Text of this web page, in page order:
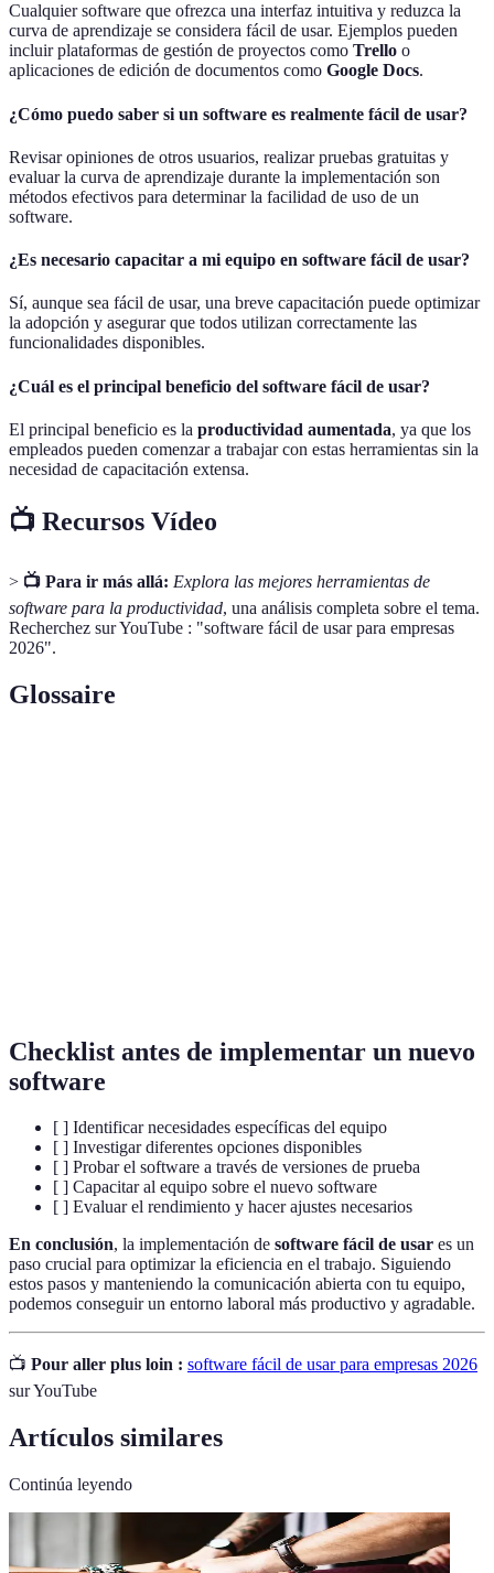
Cualquier software que ofrezca una interfaz intuitiva y reduzca la
curva de aprendizaje se considera fácil de usar. Ejemplos pueden
incluir plataformas de gestión de proyectos como Trello o
aplicaciones de edición de documentos como Google Docs.
¿Cómo puedo saber si un software es realmente fácil de usar?
Revisar opiniones de otros usuarios, realizar pruebas gratuitas y
evaluar la curva de aprendizaje durante la implementación son
métodos efectivos para determinar la facilidad de uso de un
software.
¿Es necesario capacitar a mi equipo en software fácil de usar?
Sí, aunque sea fácil de usar, una breve capacitación puede optimizar
la adopción y asegurar que todos utilizan correctamente las
funcionalidades disponibles.
¿Cuál es el principal beneficio del software fácil de usar?
El principal beneficio es la productividad aumentada, ya que los
empleados pueden comenzar a trabajar con estas herramientas sin la
necesidad de capacitación extensa.
📺 Recursos Vídeo
> 📺 Para ir más allá: Explora las mejores herramientas de
software para la productividad, una análisis completa sobre el tema.
Recherchez sur YouTube : "software fácil de usar para empresas
2026".
Glossaire
Checklist antes de implementar un nuevo
software
[ ] Identificar necesidades específicas del equipo
[ ] Investigar diferentes opciones disponibles
[ ] Probar el software a través de versiones de prueba
[ ] Capacitar al equipo sobre el nuevo software
[ ] Evaluar el rendimiento y hacer ajustes necesarios
En conclusión, la implementación de software fácil de usar es un
paso crucial para optimizar la eficiencia en el trabajo. Siguiendo
estos pasos y manteniendo la comunicación abierta con tu equipo,
podemos conseguir un entorno laboral más productivo y agradable.
📺 Pour aller plus loin : software fácil de usar para empresas 2026
sur YouTube
Artículos similares
Continúa leyendo